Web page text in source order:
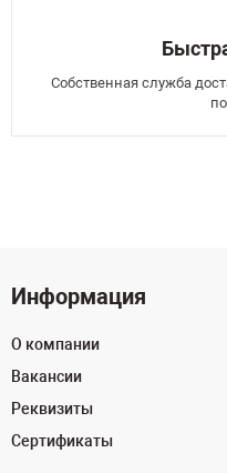
Собственная служба
Информация
О компании
Вакансии
Реквизиты
Сертификаты